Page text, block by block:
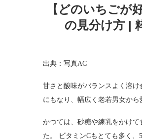
【どのいちごが
の見分け方 |
出典：写真AC
甘さと酸味がバランスよく溶
にもなり、幅広く老若男女から
かつては、砂糖や練乳をかけ
た。 ビタミンCもとても多く、